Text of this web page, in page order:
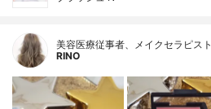
美容医療従事者、メイクセラピスト
RINO